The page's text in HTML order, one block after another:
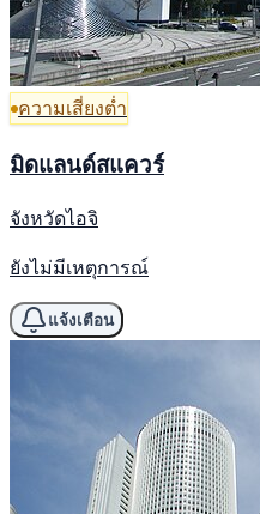
ความเสี่ยงต่ำ
มิดแลนด์สแควร์
จังหวัดไอจิ
ยังไม่มีเหตุการณ์
แจ้งเตือน